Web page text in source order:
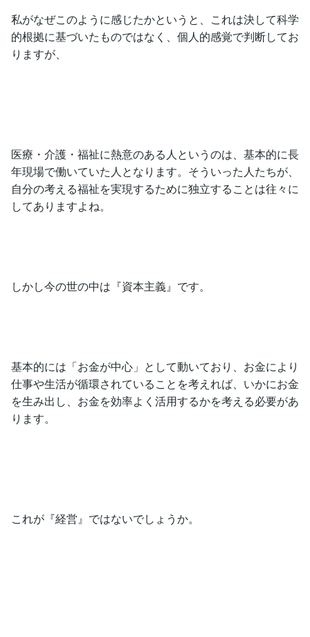
私がなぜこのように感じたかというと、これは決して科学
的根拠に基づいたものではなく、個人的感覚で判断してお
りますが、
医療・介護・福祉に熱意のある人というのは、基本的に長
年現場で働いていた人となります。そういった人たちが、
自分の考える福祉を実現するために独立することは往々に
してありますよね。
しかし今の世の中は『資本主義』です。
基本的には「お金が中心」として動いており、お金により
仕事や生活が循環されていることを考えれば、いかにお金
を生み出し、お金を効率よく活用するかを考える必要があ
ります。
これが『経営』ではないでしょうか。